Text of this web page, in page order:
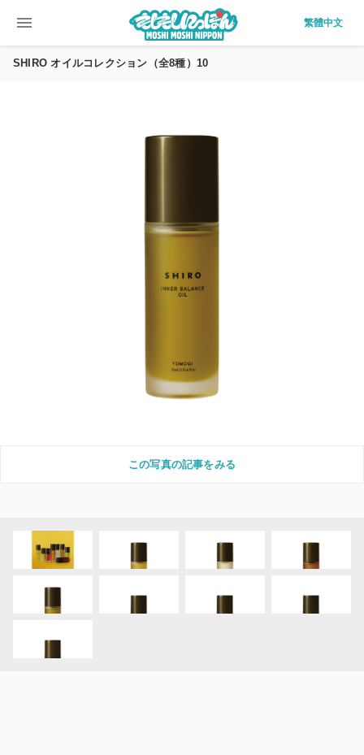
menu 繁體中文
SHIRO オイルコレクション（全8種）10
この写真の記事をみる